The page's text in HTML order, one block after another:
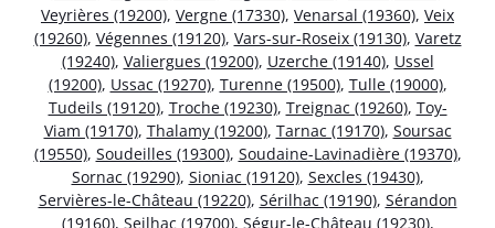
Veyrières (19200), Vergne (17330), Venarsal (19360), Veix
(19260), Végennes (19120), Vars-sur-Roseix (19130), Varetz
(19240), Valiergues (19200), Uzerche (19140), Ussel
(19200), Ussac (19270), Turenne (19500), Tulle (19000),
Tudeils (19120), Troche (19230), Treignac (19260), Toy-
Viam (19170), Thalamy (19200), Tarnac (19170), Soursac
(19550), Soudeilles (19300), Soudaine-Lavinadière (19370),
Sornac (19290), Sioniac (19120), Sexcles (19430),
Servières-le-Château (19220), Sérilhac (19190), Sérandon
(19160), Seilhac (19700), Ségur-le-Château (19230),